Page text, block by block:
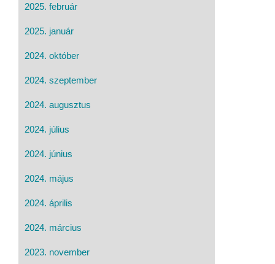
2025. február
2025. január
2024. október
2024. szeptember
2024. augusztus
2024. július
2024. június
2024. május
2024. április
2024. március
2023. november